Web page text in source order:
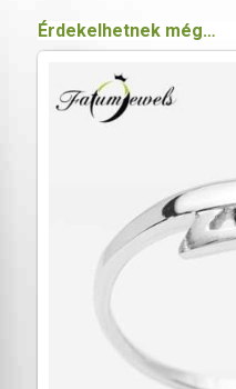
Érdekelhetnek még…